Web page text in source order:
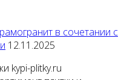
в сочетании с
12.11.2025
kypi-plitky.ru